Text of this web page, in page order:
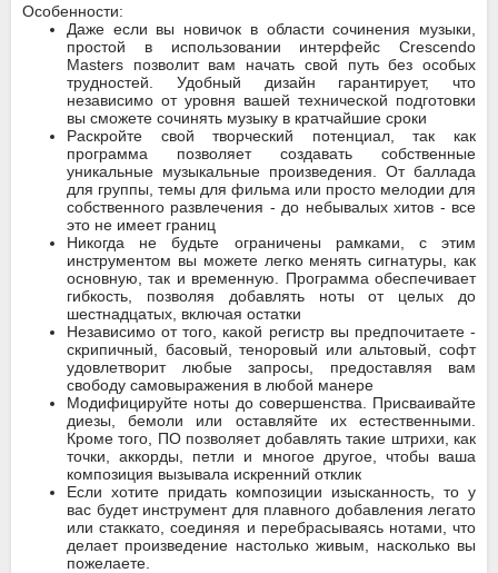
Особенности:
Даже если вы новичок в области сочинения музыки,
простой в использовании интерфейс Crescendo
Masters позволит вам начать свой путь без особых
трудностей. Удобный дизайн гарантирует, что
независимо от уровня вашей технической подготовки
вы сможете сочинять музыку в кратчайшие сроки
Раскройте свой творческий потенциал, так как
программа позволяет создавать собственные
уникальные музыкальные произведения. От баллада
для группы, темы для фильма или просто мелодии для
собственного развлечения - до небывалых хитов - все
это не имеет границ
Никогда не будьте ограничены рамками, с этим
инструментом вы можете легко менять сигнатуры, как
основную, так и временную. Программа обеспечивает
гибкость, позволяя добавлять ноты от целых до
шестнадцатых, включая остатки
Независимо от того, какой регистр вы предпочитаете -
скрипичный, басовый, теноровый или альтовый, софт
удовлетворит любые запросы, предоставляя вам
свободу самовыражения в любой манере
Модифицируйте ноты до совершенства. Присваивайте
диезы, бемоли или оставляйте их естественными.
Кроме того, ПО позволяет добавлять такие штрихи, как
точки, аккорды, петли и многое другое, чтобы ваша
композиция вызывала искренний отклик
Если хотите придать композиции изысканность, то у
вас будет инструмент для плавного добавления легато
или стаккато, соединяя и перебрасываясь нотами, что
делает произведение настолько живым, насколько вы
пожелаете.